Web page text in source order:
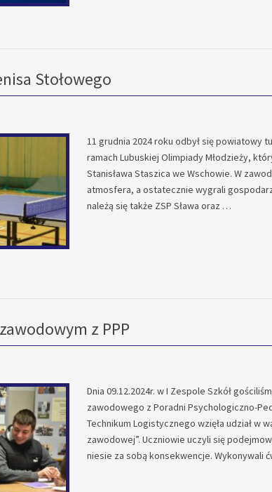
Stołowego
11 grudnia 2024 roku odbył się powiatowy
ramach Lubuskiej Olimpiady Młodzieży,
Stanisława Staszica we Wschowie. W
atmosfera, a ostatecznie wygrali
należą się także ZSP Sława oraz …
z PPP
Dnia 09.12.2024r. w I Zespole Szkół
zawodowego z Poradni Psychologiczno-
Technikum Logistycznego wzięła udział w
zawodowej”. Uczniowie uczyli się
niesie za sobą konsekwencje. Wykonywali